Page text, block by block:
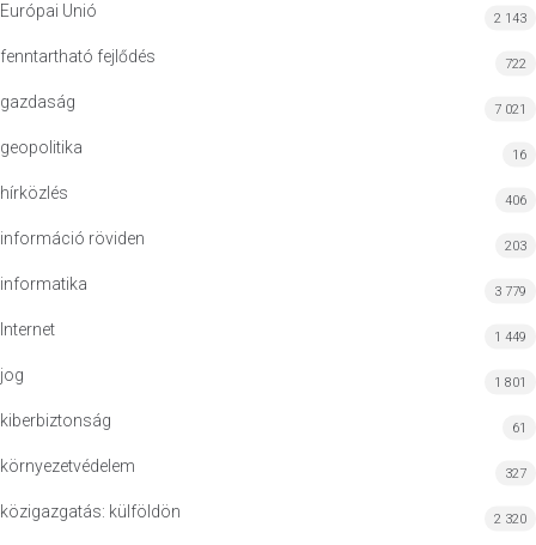
Európai Unió 2 143
fenntartható fejlődés 722
gazdaság 7 021
geopolitika 16
hírközlés 406
információ röviden 203
informatika 3 779
Internet 1 449
jog 1 801
kiberbiztonság 61
környezetvédelem 327
közigazgatás: külföldön 2 320